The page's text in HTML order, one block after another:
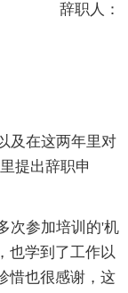
辞职人：
及在这两年里对
提出辞职申
次参加培训的'机
也学到了工作以
惜也很感谢，这